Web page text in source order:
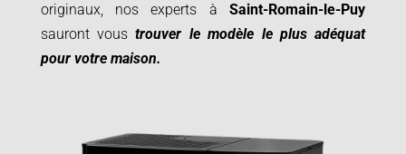
originaux, nos experts àSaint-Romain-le-Puy
sauront voustrouver le modèle le plus adéquat
pour votre maison.